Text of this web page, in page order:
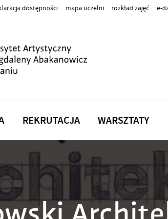
dostępności mapa uczelni rozkład zajęć e-
REKRUTACJA WARSZTATY